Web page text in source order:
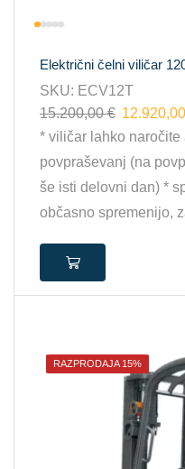
Električni čelni viličar
SKU: ECV12T
15.200,00€ 12.920,00
* viličar lahko
povpraševanj (na
še isti delovni dan) *
občasno spremenijo,
RAZPRODAJA 15%